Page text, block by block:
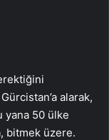
alarak,
yana 50 ülke
bitmek üzere.